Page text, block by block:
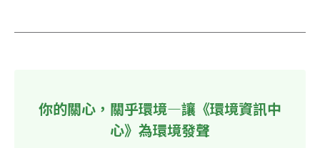
你的關心，關乎環境—讓《環境資訊中
心》為環境發聲